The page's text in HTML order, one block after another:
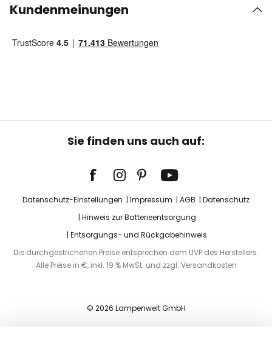
Kundenmeinungen
Sie finden uns auch auf:
Datenschutz-Einstellungen Impressum AGB
Datenschutz
Hinweis zur Batterieentsorgung
Entsorgungs- und Rückgabehinweis
Die durchgestrichenen Preise entsprechen dem UVP des Herstellers.
Alle Preise in €, inkl. 19 % MwSt. und zzgl. Versandkosten
© 2026 Lampenwelt GmbH